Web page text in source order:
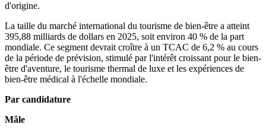
d'origine.
La taille du marché international du tourisme de bien-être a atteint
395,88 milliards de dollars en 2025, soit environ 40 % de la part
mondiale. Ce segment devrait croître à un TCAC de 6,2 % au cours
de la période de prévision, stimulé par l'intérêt croissant pour le bien-
être d'aventure, le tourisme thermal de luxe et les expériences de
bien-être médical à l'échelle mondiale.
Par candidature
Mâle